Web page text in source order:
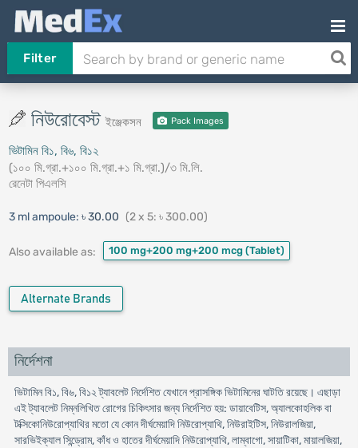
Filter
নিউরোবেস্ট ইঞ্জেকসন Pack Images
ভিটামিন বি১, বি৬, বি১২
(১০০ মি.গ্রা.+১০০ মি.গ্রা.+১ মি.গ্রা.)/৩ মি.লি.
রেনেটা পিএলসি
3 ml ampoule: ৳ 30.00 (2 x 5: ৳ 300.00)
Also available as: 100 mg+200 mg+200 mcg (Tablet)
Alternate Brands
নির্দেশনা
ভিটামিন বি১, বি৬, বি১২ ট্যাবলেট নির্দেশিত যেখানে প্রাসঙ্গিক ভিটামিনের ঘাটতি রয়েছে। এছাড়া
এই ট্যাবলেট নিম্নলিখিত রোগের চিকিৎসার জন্য নির্দেশিত হয়: ডায়াবেটিস, অ্যালকোহলিক বা
টক্সিকোনিউরোপ্যাথির মতো যে কোন দীর্ঘমেয়াদি নিউরোপ্যাথি, নিউরাইটিস, নিউরালজিয়া,
সারভিইক্যাল সিন্ড্রোম, কাঁধ ও হাতের দীর্ঘমেয়াদি নিউরোপ্যাথি, লাম্বাগো, সায়াটিকা, মায়ালজিয়া,